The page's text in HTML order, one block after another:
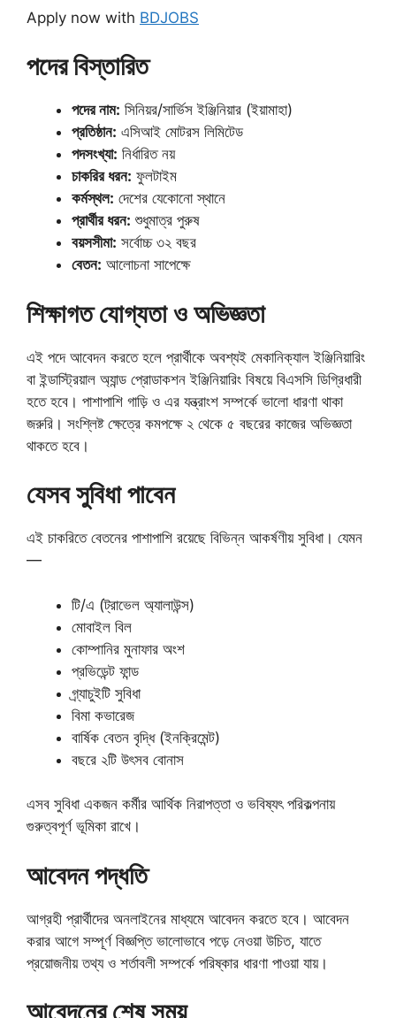
Apply now with BDJOBS
পদের বিস্তারিত
পদের নাম: সিনিয়র/সার্ভিস ইঞ্জিনিয়ার (ইয়ামাহা)
প্রতিষ্ঠান: এসিআই মোটরস লিমিটেড
পদসংখ্যা: নির্ধারিত নয়
চাকরির ধরন: ফুলটাইম
কর্মস্থল: দেশের যেকোনো স্থানে
প্রার্থীর ধরন: শুধুমাত্র পুরুষ
বয়সসীমা: সর্বোচ্চ ৩২ বছর
বেতন: আলোচনা সাপেক্ষে
শিক্ষাগত যোগ্যতা ও অভিজ্ঞতা
এই পদে আবেদন করতে হলে প্রার্থীকে অবশ্যই মেকানিক্যাল ইঞ্জিনিয়ারিং
বা ইন্ডাস্ট্রিয়াল অ্যান্ড প্রোডাকশন ইঞ্জিনিয়ারিং বিষয়ে বিএসসি ডিগ্রিধারী
হতে হবে। পাশাপাশি গাড়ি ও এর যন্ত্রাংশ সম্পর্কে ভালো ধারণা থাকা
জরুরি। সংশ্লিষ্ট ক্ষেত্রে কমপক্ষে ২ থেকে ৫ বছরের কাজের অভিজ্ঞতা
থাকতে হবে।
যেসব সুবিধা পাবেন
এই চাকরিতে বেতনের পাশাপাশি রয়েছে বিভিন্ন আকর্ষণীয় সুবিধা। যেমন
—
টি/এ (ট্রাভেল অ্যালাউন্স)
মোবাইল বিল
কোম্পানির মুনাফার অংশ
প্রভিডেন্ট ফান্ড
গ্র্যাচুইটি সুবিধা
বিমা কভারেজ
বার্ষিক বেতন বৃদ্ধি (ইনক্রিমেন্ট)
বছরে ২টি উৎসব বোনাস
এসব সুবিধা একজন কর্মীর আর্থিক নিরাপত্তা ও ভবিষ্যৎ পরিকল্পনায়
গুরুত্বপূর্ণ ভূমিকা রাখে।
আবেদন পদ্ধতি
আগ্রহী প্রার্থীদের অনলাইনের মাধ্যমে আবেদন করতে হবে। আবেদন
করার আগে সম্পূর্ণ বিজ্ঞপ্তি ভালোভাবে পড়ে নেওয়া উচিত, যাতে
প্রয়োজনীয় তথ্য ও শর্তাবলী সম্পর্কে পরিষ্কার ধারণা পাওয়া যায়।
আবেদনের শেষ সময়